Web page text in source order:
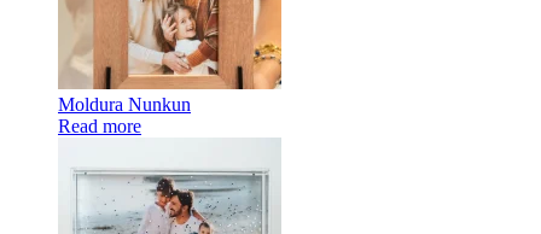
Moldura Nunkun
Read more